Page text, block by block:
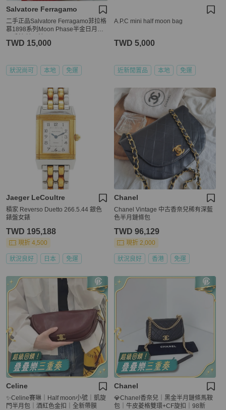
Salvatore Ferragamo
二手正品Salvatore Ferragamo菲拉格
慕1898系列Moon Phase半金日月星
TWD 15,000
狀況尚可 本地 免運
A.P.C mini half moon bag
TWD 5,000
近新閒置品 本地 免運
Jaeger LeCoultre
積家 Reverso Duetto 266.5.44 銀色
錶盤女錶
TWD 195,188
現折 4,500
狀況良好 日本 免運
Chanel
Chanel Vintage 中古香奈兒稀有深藍
色半月鏈條包
TWD 96,129
現折 2,000
狀況良好 香港 免運
Celine
✨Celine賽琳｜Half moon小號｜凱旋
門半月包｜酒紅色金扣｜全新帶膜
Chanel
💎Chanel香奈兒｜黑金半月鏈條馬鞍
包｜牛皮菱格雙環+CF旋扣｜98新